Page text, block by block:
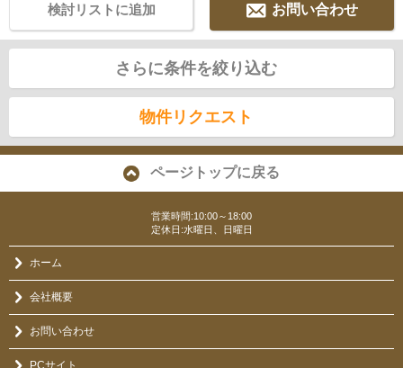
お問い合わせ
検討リストに追加
さらに条件を絞り込む
物件リクエスト
ページトップに戻る
営業時間:10:00～18:00
定休日:水曜日、日曜日
ホーム
会社概要
お問い合わせ
PCサイト